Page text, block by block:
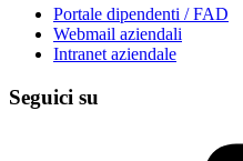
Portale dipendenti / FAD
Webmail aziendali
Intranet aziendale
Seguici su